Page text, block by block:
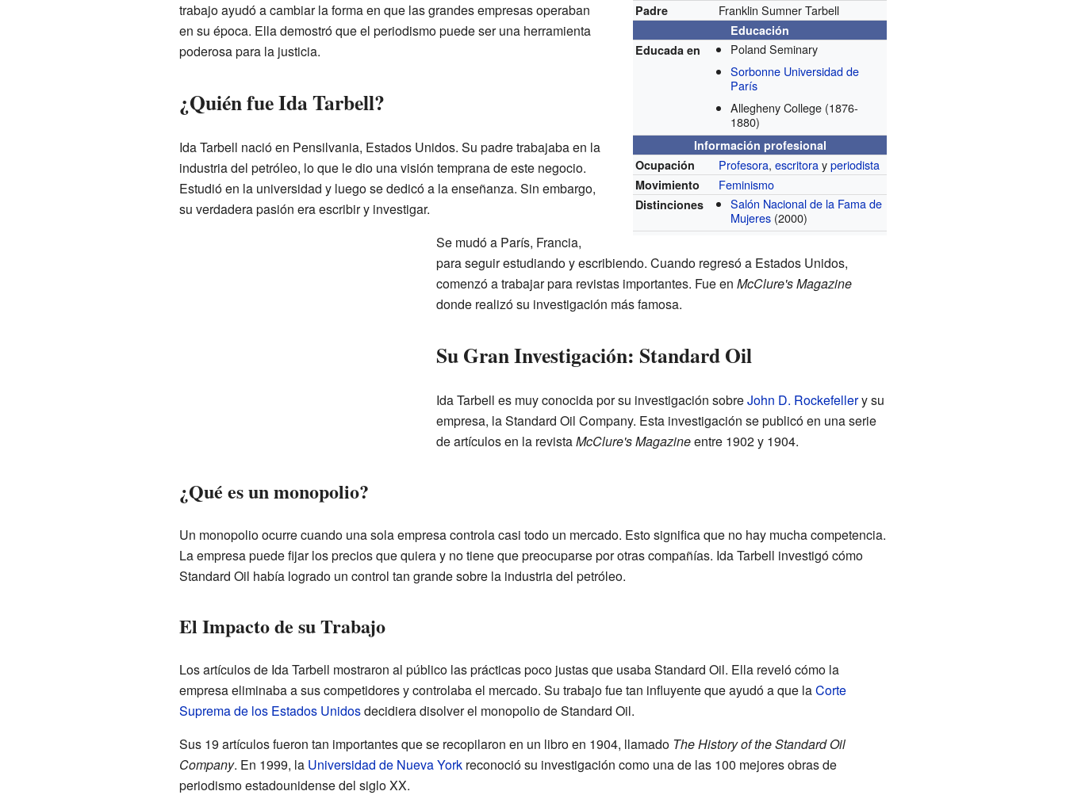
Padre
Franklin Sumner Tarbell
Educación
Educada en
Poland Seminary
Sorbonne Universidad de
París
Allegheny College (1876-
1880)
Información profesional
Ocupación
Profesora,escritorayperiodista
Movimiento Feminismo
Distinciones
Salón Nacional de la Fama de
Mujeres (2000)
trabajo ayudó a cambiar la forma en que las grandes empresas operaban
en su época. Ella demostró que el periodismo puede ser una herramienta
poderosa para la justicia.
¿Quién fue Ida Tarbell?
Ida Tarbell nació en Pensilvania, Estados Unidos. Su padre trabajaba en la
industria del petróleo, lo que le dio una visión temprana de este negocio.
Estudió en la universidad y luego se dedicó a la enseñanza. Sin embargo,
su verdadera pasión era escribir y investigar.
Se mudó a París, Francia,
para seguir estudiando y escribiendo. Cuando regresó a Estados Unidos,
comenzó a trabajar para revistas importantes. Fue en McClure's Magazine
donde realizó su investigación más famosa.
Su Gran Investigación: Standard Oil
Ida Tarbell es muy conocida por su investigación sobreJohn D. Rockefellery su
empresa, la Standard Oil Company. Esta investigación se publicó en una serie
de artículos en la revistaMcClure's Magazineentre 1902 y 1904.
¿Qué es un monopolio?
Un monopolio ocurre cuando una sola empresa controla casi todo un mercado. Esto significa que no hay mucha competencia.
La empresa puede fijar los precios que quiera y no tiene que preocuparse por otras compañías. Ida Tarbell investigó cómo
Standard Oil había logrado un control tan grande sobre la industria del petróleo.
El Impacto de su Trabajo
Los artículos de Ida Tarbell mostraron al público las prácticas poco justas que usaba Standard Oil. Ella reveló cómo la
empresa eliminaba a sus competidores y controlaba el mercado. Su trabajo fue tan influyente que ayudó a que laCorte
Suprema de los Estados Unidosdecidiera disolver el monopolio de Standard Oil.
Sus 19 artículos fueron tan importantes que se recopilaron en un libro en 1904, llamado The History of the Standard Oil
Company. En 1999, la Universidad de Nueva Yorkreconoció su investigación como una de las 100 mejores obras de
periodismo estadounidense del siglo XX.